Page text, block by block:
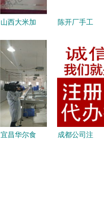
山西大米加
产业链解析
如何选择优
质供应商与
代理模式
陈开厂手工
加盟与代理
的商业机遇
解析（附货
源启动指
南）
宜昌华尔食
成都公司注